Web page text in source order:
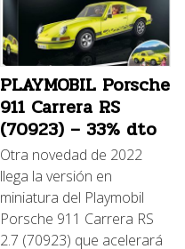
PLAYMOBIL Porsche
911 Carrera RS
(70923) – 33% dto
Otra novedad de 2022
llega la versión en
miniatura del Playmobil
Porsche 911 Carrera RS
2.7 (70923) que acelerará